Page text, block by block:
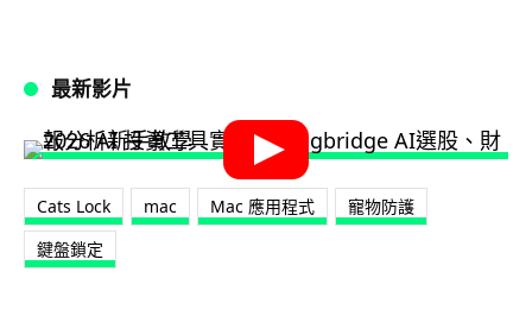
最新影片
Cats Lock mac Mac 應用程式
寵物防護
鍵盤鎖定